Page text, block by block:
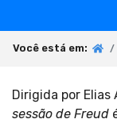
Você está em:
Dirigida por
sessão de Freud